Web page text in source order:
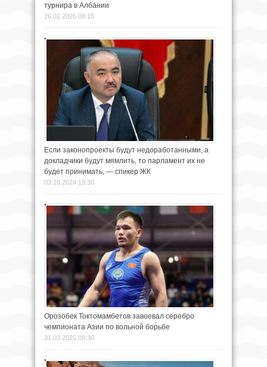
турнира в Албании
26.02.2026 08:15
Если законопроекты будут недоработанными, а
докладчики будут мямлить, то парламент их не
будет принимать, — спикер ЖК
03.10.2024 19:30
Орозобек Токтомамбетов завоевал серебро
чемпионата Азии по вольной борьбе
31.03.2025 09:30